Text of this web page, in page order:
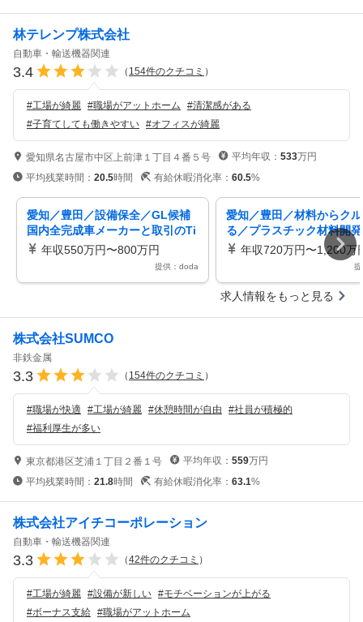
林テレンプ株式会社
自動車・輸送機器関連
3.4 （ 154件のクチコミ ）
#工場が綺麗 #職場がアットホーム #清潔感がある
#子育てしても働きやすい #オフィスが綺麗
愛知県名古屋市中区上前津１丁目４番５号 平均年収： 533万円
平均残業時間： 20.5時間 有給休暇消化率： 60.5%
愛知／豊田／設備保全／GL候補
国内全完成車メーカーと取引のTi
er1メーカー／シェア50％超
年収550万円〜800万円
提供：doda
愛知／豊田／材料からク
る／プラスチック材料開
車内装部品向け／先行開
年収720万円〜1,200万
求人情報をもっと見る
株式会社SUMCO
非鉄金属
3.3 （ 154件のクチコミ ）
#職場が快適 #工場が綺麗 #休憩時間が自由 #社員が積極的
#福利厚生が多い
東京都港区芝浦１丁目２番１号 平均年収： 559万円
平均残業時間： 21.8時間 有給休暇消化率： 63.1%
株式会社アイチコーポレーション
自動車・輸送機器関連
3.3 （42件のクチコミ ）
#工場が綺麗 #設備が新しい #モチベーションが上がる
#ボーナス支給 #職場がアットホーム